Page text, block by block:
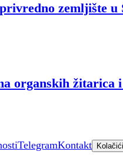
zemljište
organskih žitarica
TelegramKontakt Kolačići